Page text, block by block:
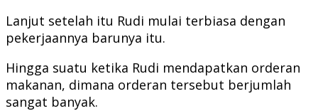
Lanjut setelah itu Rudi mulai terbiasa dengan
pekerjaannya barunya itu.
Hingga suatu ketika Rudi mendapatkan orderan
makanan, dimana orderan tersebut berjumlah
sangat banyak.